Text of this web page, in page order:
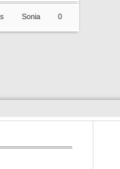
0
Sonia